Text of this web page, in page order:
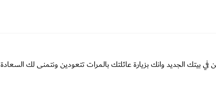
الجديد وانك بزيارة عائلتك بالمرات تتعودين ونتمنى لك السعادة